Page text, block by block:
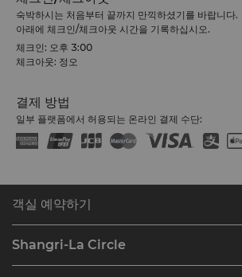
숙박하시는 처음부터 끝까지 만끽하셨기를 바랍니다.
아래에 체크인/체크아웃 시간을 기록하십시오.
체크인: 오후 3:00
체크아웃: 정오
결제 방법
일부 플랫폼에서 허용되는 온라인 결제 수단:
객실 예약하기
예약 찾기
Shangri-La Circle